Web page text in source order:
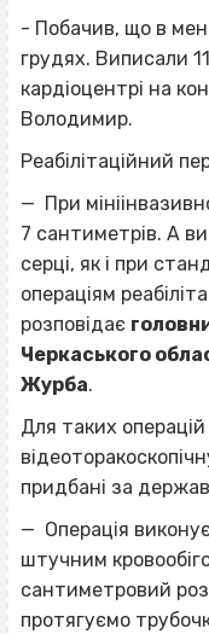
- Побачив, що в
грудях. Виписали
кардіоцентрі на
Володимир.
Реабілітаційний
— При
7 сантиметрів. А
серці, як і при
операціям
розповідає
Черкаського
Журба.
Для таких
придбані за
— Операція
штучним
сантиметровий
протягуємо